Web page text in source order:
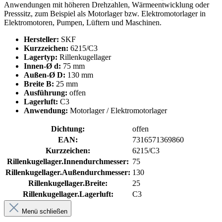
Anwendungen mit höheren Drehzahlen, Wärmeentwicklung oder
Presssitz, zum Beispiel als Motorlager bzw. Elektromotorlager in
Elektromotoren, Pumpen, Lüftern und Maschinen.
Hersteller: SKF
Kurzzeichen: 6215/C3
Lagertyp: Rillenkugellager
Innen-Ø d: 75 mm
Außen-Ø D: 130 mm
Breite B: 25 mm
Ausführung: offen
Lagerluft: C3
Anwendung: Motorlager / Elektromotorlager
Dichtung:
offen
EAN:
7316571369860
Kurzzeichen:
6215/C3
Rillenkugellager.Innendurchmesser: 75
Rillenkugellager.Außendurchmesser: 130
Rillenkugellager.Breite:
25
Rillenkugellager.Lagerluft:
C3
Menü schließen